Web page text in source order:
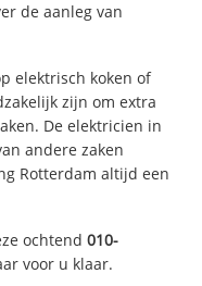
de aanleg van
elektrisch koken of
zijn om extra
De elektricien in
andere zaken
Rotterdam altijd een
ochtend010-
voor u klaar.